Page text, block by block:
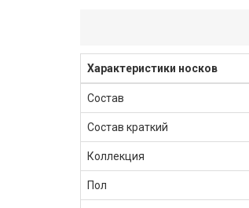
Характеристики носков
Состав
Состав краткий
Коллекция
Пол